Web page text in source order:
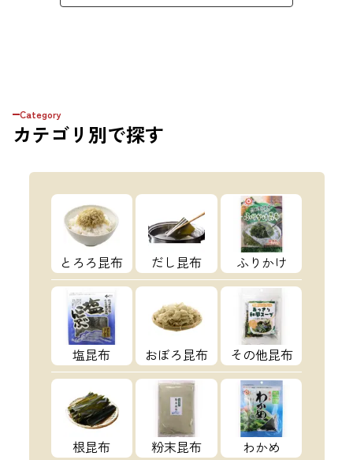
Category
カテゴリ 別で探す
とろろ昆布 だし昆布 ふりかけ
塩昆布 おぼろ昆布 その他昆布
根昆布 粉末昆布 わかめ